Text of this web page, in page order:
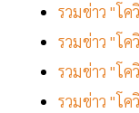
รวมข่าว "โ
รวมข่าว "โ
รวมข่าว "โ
รวมข่าว "โ